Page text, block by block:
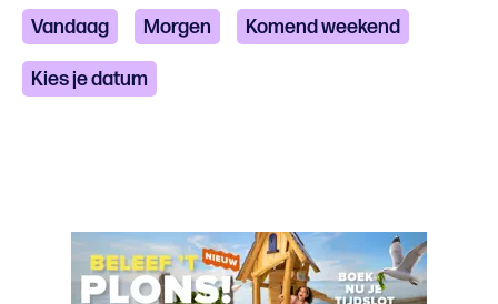
Vandaag Morgen Komend weekend
Kies je datum